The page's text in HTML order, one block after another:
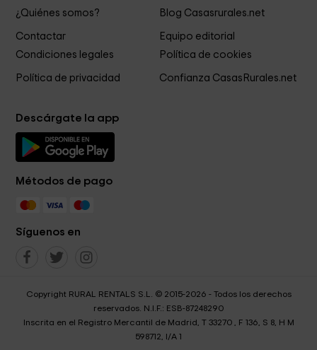
¿Quiénes somos? Blog Casasrurales.net
Contactar
Equipo editorial
Condiciones legales
Política de cookies
Política de privacidad Confianza CasasRurales.net
Descárgate la app
Métodos de pago
Síguenos en
Copyright RURAL RENTALS S.L. © 2015-2026 - Todos los derechos
reservados. N.I.F.: ESB-87248290
Inscrita en el Registro Mercantil de Madrid, T 33270 , F 136, S 8, H M
598712, I/A 1